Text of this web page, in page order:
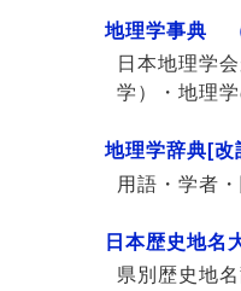
地理学事典
日本地理学
学）・地理
地理学辞典[
用語・学者
日本歴史地名
県別歴史地